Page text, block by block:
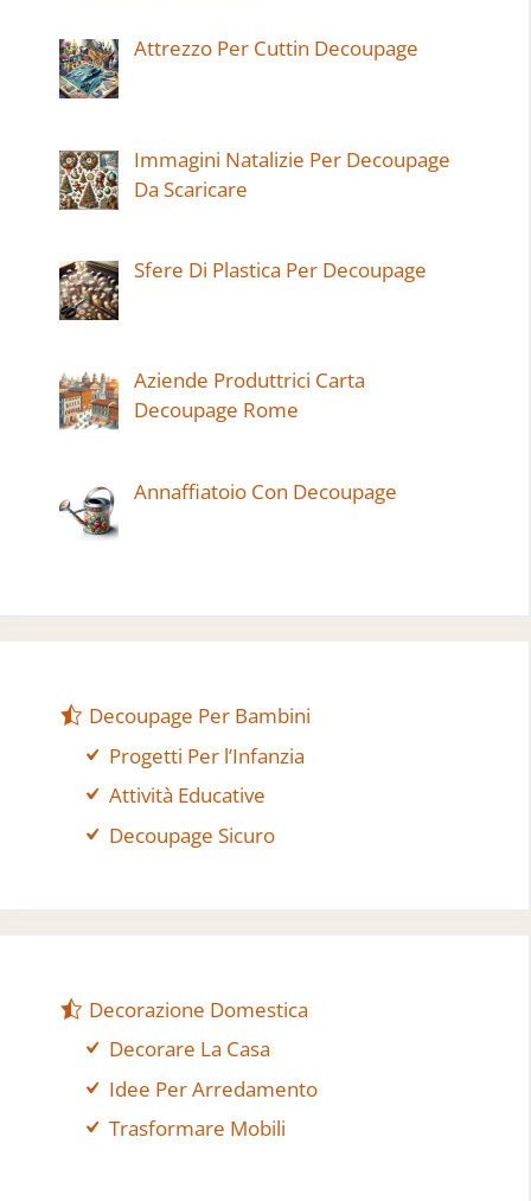
Attrezzo Per Cuttin Decoupage
Immagini Natalizie Per Decoupage
Da Scaricare
Sfere Di Plastica Per Decoupage
Aziende Produttrici Carta
Decoupage Rome
Annaffiatoio Con Decoupage
Decoupage Per Bambini
Progetti Per l’Infanzia
Attività Educative
Decoupage Sicuro
Decorazione Domestica
Decorare La Casa
Idee Per Arredamento
Trasformare Mobili